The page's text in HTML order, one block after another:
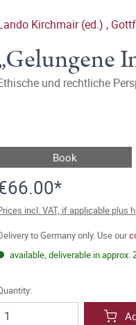
Kirchmair (ed.) ,
und rechtliche
Book
incl. VAT, if applicable plus
to Germany only. Use our
available, deliverable in approx.